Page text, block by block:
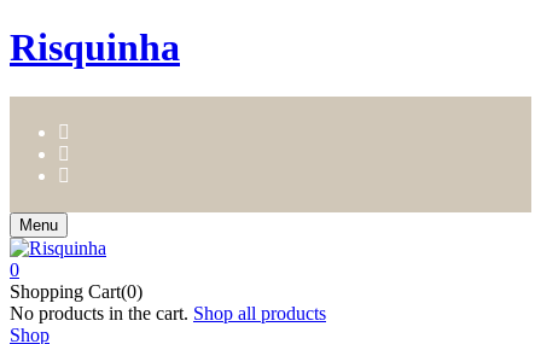
Risquinha
Menu
0
Shopping Cart(0)
No products in the cart. Shop all products
Shop